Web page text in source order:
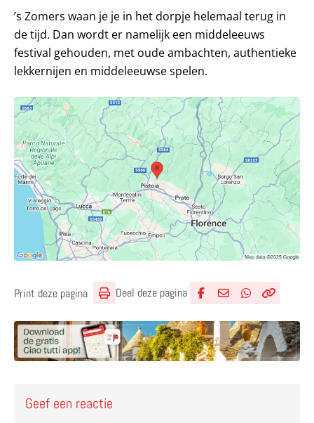
’s Zomers waan je je in het dorpje helemaal terug in
de tijd. Dan wordt er namelijk een middeleeuws
festival gehouden, met oude ambachten, authentieke
lekkernijen en middeleeuwse spelen.
Print deze pagina Deel deze pagina
Geef een reactie